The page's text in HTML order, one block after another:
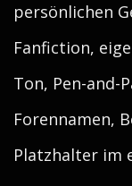
persönlichen
Fanfiction,
Ton, Pen-and-
Forennamen,
Platzhalter im